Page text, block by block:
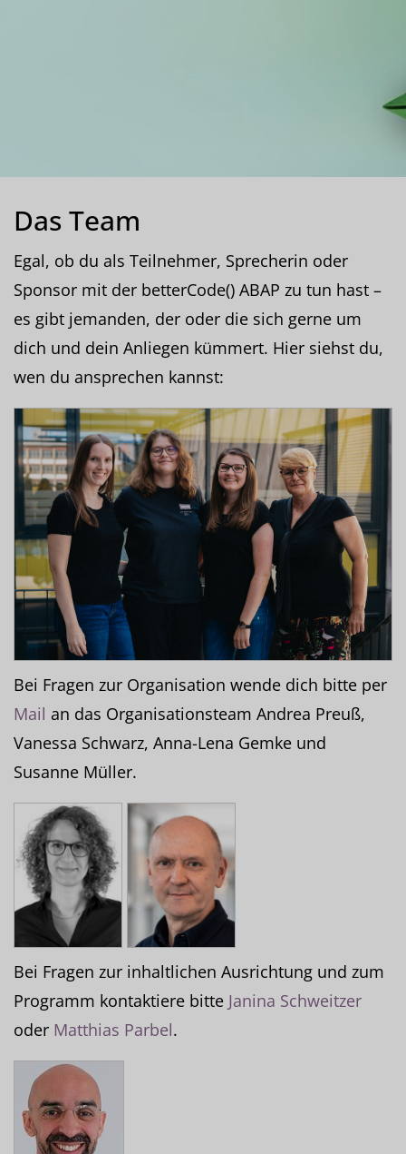
Das Team
Egal, ob du als Teilnehmer, Sprecherin oder
Sponsor mit der betterCode() ABAP zu tun hast –
es gibt jemanden, der oder die sich gerne um
dich und dein Anliegen kümmert. Hier siehst du,
wen du ansprechen kannst:
Bei Fragen zur Organisation wende dich bitte per
Mail an das Organisationsteam Andrea Preuß,
Vanessa Schwarz, Anna-Lena Gemke und
Susanne Müller.
Bei Fragen zur inhaltlichen Ausrichtung und zum
Programm kontaktiere bitte Janina Schweitzer
oder Matthias Parbel.